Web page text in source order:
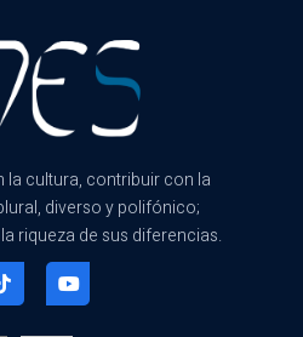
cultura, contribuir con la
diverso y polifónico;
riqueza de sus diferencias.